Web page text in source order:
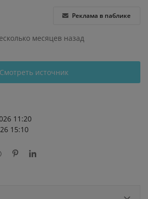
Реклама в паблике
месяцев назад
Смотреть источник
11:20
15:10